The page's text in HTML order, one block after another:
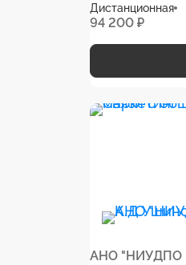
Дистанционная
94 200 ₽